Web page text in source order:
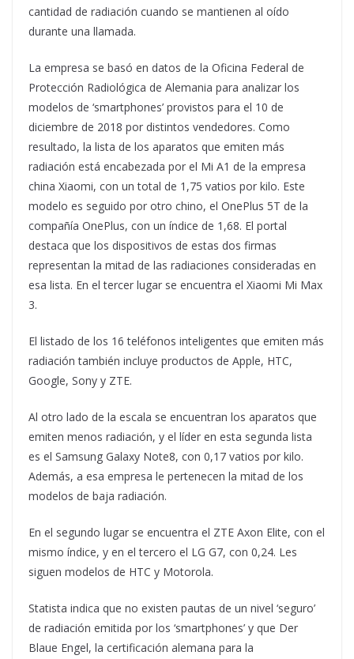
cantidad de radiación cuando se mantienen al oído
durante una llamada.
La empresa se basó en datos de la Oficina Federal de
Protección Radiológica de Alemania para analizar los
modelos de ‘smartphones’ provistos para el 10 de
diciembre de 2018 por distintos vendedores. Como
resultado, la lista de los aparatos que emiten más
radiación está encabezada por el Mi A1 de la empresa
china Xiaomi, con un total de 1,75 vatios por kilo. Este
modelo es seguido por otro chino, el OnePlus 5T de la
compañía OnePlus, con un índice de 1,68. El portal
destaca que los dispositivos de estas dos firmas
representan la mitad de las radiaciones consideradas en
esa lista. En el tercer lugar se encuentra el Xiaomi Mi Max
3.
El listado de los 16 teléfonos inteligentes que emiten más
radiación también incluye productos de Apple, HTC,
Google, Sony y ZTE.
Al otro lado de la escala se encuentran los aparatos que
emiten menos radiación, y el líder en esta segunda lista
es el Samsung Galaxy Note8, con 0,17 vatios por kilo.
Además, a esa empresa le pertenecen la mitad de los
modelos de baja radiación.
En el segundo lugar se encuentra el ZTE Axon Elite, con el
mismo índice, y en el tercero el LG G7, con 0,24. Les
siguen modelos de HTC y Motorola.
Statista indica que no existen pautas de un nivel ‘seguro’
de radiación emitida por los ‘smartphones’ y que Der
Blaue Engel, la certificación alemana para la